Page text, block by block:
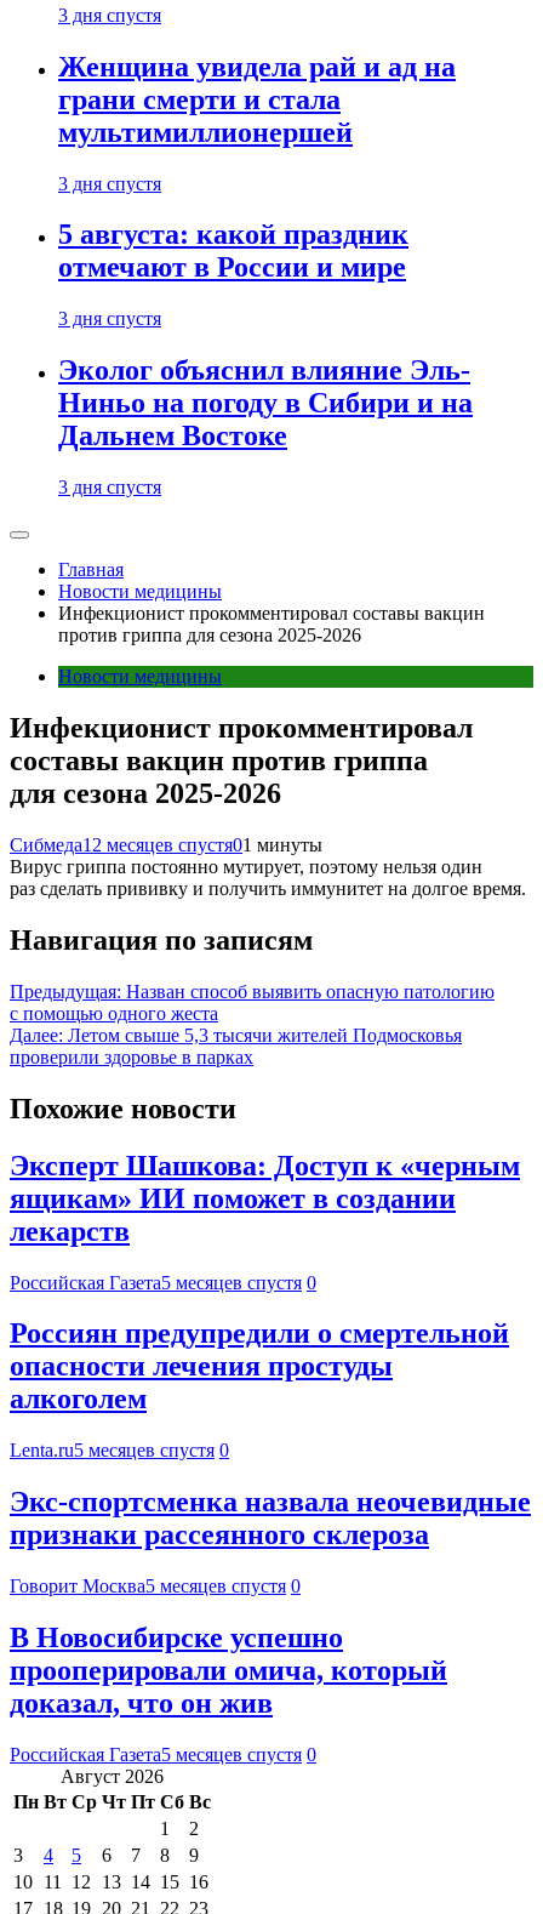
3 дня спустя
Женщина увидела рай и ад на
грани смерти и стала
мультимиллионершей
3 дня спустя
5 августа: какой праздник
отмечают в России и мире
3 дня спустя
Эколог объяснил влияние Эль-
Ниньо на погоду в Сибири и на
Дальнем Востоке
3 дня спустя
Главная
Новости медицины
Инфекционист прокомментировал составы вакцин
против гриппа для сезона 2025-2026
Новости медицины
Инфекционист прокомментировал
составы вакцин против гриппа
для сезона 2025-2026
Сибмеда12 месяцев спустя01 минуты
Вирус гриппа постоянно мутирует, поэтому нельзя один
раз сделать прививку и получить иммунитет на долгое время.
Навигация по записям
Предыдущая: Назван способ выявить опасную патологию
с помощью одного жеста
Далее: Летом свыше 5,3 тысячи жителей Подмосковья
проверили здоровье в парках
Похожие новости
Эксперт Шашкова: Доступ к «черным
ящикам» ИИ поможет в создании
лекарств
Российская Газета5 месяцев спустя 0
Россиян предупредили о смертельной
опасности лечения простуды
алкоголем
Lenta.ru5 месяцев спустя 0
Экс-спортсменка назвала неочевидные
признаки рассеянного склероза
Говорит Москва5 месяцев спустя 0
В Новосибирске успешно
прооперировали омича, который
доказал, что он жив
Российская Газета5 месяцев спустя 0
Август 2026
Пн Вт Ср Чт Пт Сб Вс
1
2
3
4 5 6 7 8
9
10 11 12 13 14 15 16
17 18 19 20 21 22 23